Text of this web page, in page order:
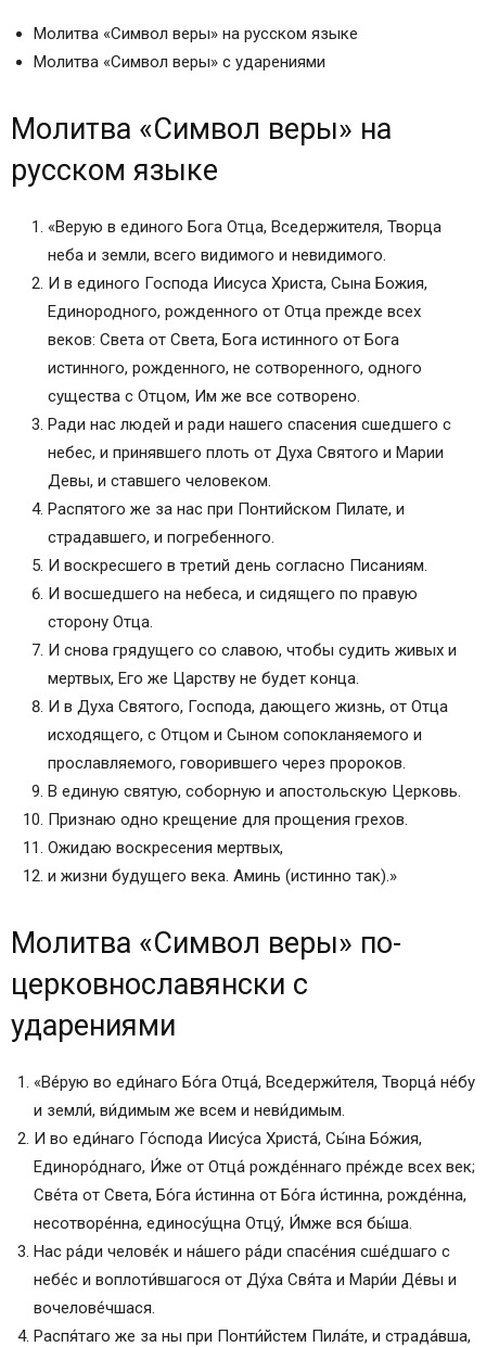
Молитва «Символ веры» на русском языке
Молитва «Символ веры» с ударениями
Молитва «Символ веры» на
русском языке
«Верую в единого Бога Отца, Вседержителя, Творца
неба и земли, всего видимого и невидимого.
И в единого Господа Иисуса Христа, Сына Божия,
Единородного, рожденного от Отца прежде всех
веков: Света от Света, Бога истинного от Бога
истинного, рожденного, не сотворенного, одного
существа с Отцом, Им же все сотворено.
Ради нас людей и ради нашего спасения сшедшего с
небес, и принявшего плоть от Духа Святого и Марии
Девы, и ставшего человеком.
Распятого же за нас при Понтийском Пилате, и
страдавшего, и погребенного.
И воскресшего в третий день согласно Писаниям.
И восшедшего на небеса, и сидящего по правую
сторону Отца.
И снова грядущего со славою, чтобы судить живых и
мертвых, Его же Царству не будет конца.
И в Духа Святого, Господа, дающего жизнь, от Отца
исходящего, с Отцом и Сыном сопокланяемого и
прославляемого, говорившего через пророков.
В единую святую, соборную и апостольскую Церковь.
Признаю одно крещение для прощения грехов.
Ожидаю воскресения мертвых,
и жизни будущего века. Аминь (истинно так).»
Молитва «Символ веры» по-
церковнославянски с
ударениями
«Ве́рую во еди́наго Бо́га Отца́, Вседержи́теля, Творца́ не́бу
и земли́, ви́димым же всем и неви́димым.
И во еди́наго Го́спода Иису́са Христа́, Сы́на Бо́жия,
Единоро́днаго, И́же от Отца́ рожде́ннаго пре́жде всех век;
Све́та от Света, Бо́га и́стинна от Бо́га и́стинна, рожде́нна,
несотворе́нна, единосу́щна Отцу́, И́мже вся бы́ша.
Нас ра́ди челове́к и на́шего ра́ди спасе́ния сше́дшаго с
небе́с и воплоти́вшагося от Ду́ха Свя́та и Мари́и Де́вы и
вочелове́чшася.
Распя́таго же за ны при Понти́йстем Пила́те, и страда́вша,